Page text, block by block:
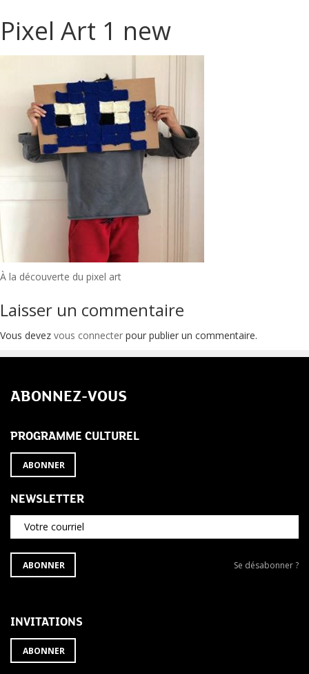
Pixel Art 1 new
Navigation
de
l’article
À la découverte du pixel art
Laisser un commentaire
Vous devez vous connecter pour publier un commentaire.
ABONNEZ-VOUS
PROGRAMME CULTUREL
ABONNER
NEWSLETTER
Votre courriel
S'ABONNER
À
ABONNER
Se
Se désabonner ?
INVITATIONS
ABONNER